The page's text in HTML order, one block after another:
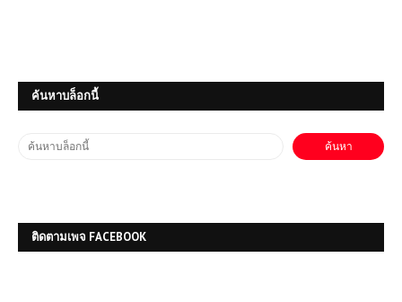
ค้นหาบล็อกนี้
ติดตามเพจ FACEBOOK
โหลดเกมส์ (PC) ฟรี Resident Evil 5
แอฟริกาสุดระทึก